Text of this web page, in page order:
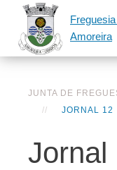
Amoreira
JUNTA DE
JORNAL 12
Jornal